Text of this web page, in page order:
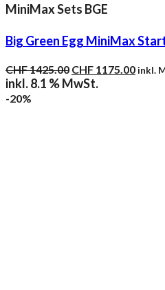
MiniMax Sets BGE
Big Green Egg MiniMax
CHF1425.00 Ursprünglicher
Preis
CHF 1175.00inkl.
inkl. 8.1 % MwSt.
-20%